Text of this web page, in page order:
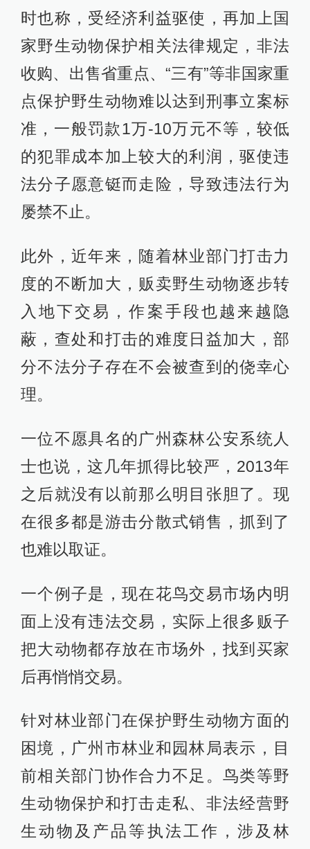
时也称，受经济利益驱使，再加上国
家野生动物保护相关法律规定，非法
收购、出售省重点、“三有”等非国家重
点保护野生动物难以达到刑事立案标
准，一般罚款1万-10万元不等，较低
的犯罪成本加上较大的利润，驱使违
法分子愿意铤而走险，导致违法行为
屡禁不止。
此外，近年来，随着林业部门打击力
度的不断加大，贩卖野生动物逐步转
入地下交易，作案手段也越来越隐
蔽，查处和打击的难度日益加大，部
分不法分子存在不会被查到的侥幸心
理。
一位不愿具名的广州森林公安系统人
士也说，这几年抓得比较严，2013年
之后就没有以前那么明目张胆了。现
在很多都是游击分散式销售，抓到了
也难以取证。
一个例子是，现在花鸟交易市场内明
面上没有违法交易，实际上很多贩子
把大动物都存放在市场外，找到买家
后再悄悄交易。
针对林业部门在保护野生动物方面的
困境，广州市林业和园林局表示，目
前相关部门协作合力不足。鸟类等野
生动物保护和打击走私、非法经营野
生动物及产品等执法工作，涉及林